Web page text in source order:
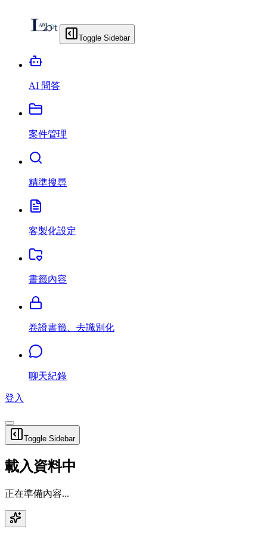
Toggle Sidebar
AI 問答
案件管理
精準搜尋
客製化設定
書籤內容
卷證書籤、去識別化
聊天紀錄
登入
Toggle Sidebar
載入資料中
正在準備內容...